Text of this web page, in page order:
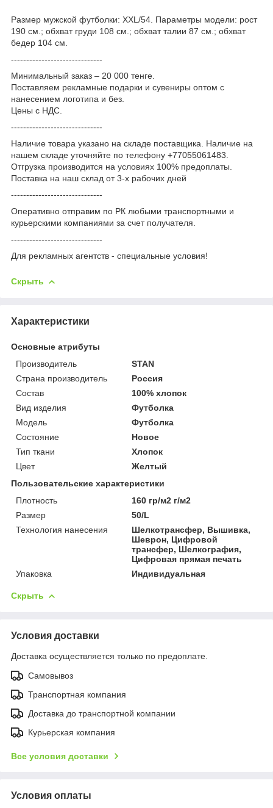
Размер мужской футболки: XXL/54. Параметры модели: рост
190 см.; обхват груди 108 см.; обхват талии 87 см.; обхват
бедер 104 см.
------------------------------
Минимальный заказ – 20 000 тенге.
Поставляем рекламные подарки и сувениры оптом с
нанесением логотипа и без.
Цены с НДС.
------------------------------
Наличие товара указано на складе поставщика. Наличие на
нашем складе уточняйте по телефону +77055061483.
Отгрузка производится на условиях 100% предоплаты.
Поставка на наш склад от 3-x рабочих дней
------------------------------
Оперативно отправим по РК любыми транспортными и
курьерскими компаниями за счет получателя.
------------------------------
Для рекламных агентств - специальные условия!
Скрыть
Характеристики
Основные атрибуты
Производитель
STAN
Страна производитель
Россия
Состав
100% хлопок
Вид изделия
Футболка
Мoдель
Футболка
Состояние
Новое
Тип ткани
Хлопок
Цвет
Желтый
Пользовательские характеристики
Плотность
160 гр/м2 г/м2
Размер
50/L
Технология нанесения
Шелкотрансфер, Вышивка,
Шеврон, Цифровой
трансфер, Шелкография,
Цифровая прямая печать
Упаковка
Индивидуальная
Скрыть
Условия доставки
Доставка осуществляется только по предоплате.
Самовывоз
Транспортная компания
Доставка до транспортной компании
Курьерская компания
Все условия доставки
Условия оплаты